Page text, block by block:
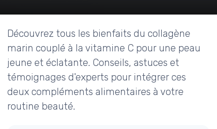
Découvrez tous les bienfaits du collagène
marin couplé à la vitamine C pour une peau
jeune et éclatante. Conseils, astuces et
témoignages d'experts pour intégrer ces
deux compléments alimentaires à votre
routine beauté.